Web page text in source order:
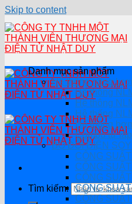
Skip to content
Tìm kiếm:
Danh mục sản phẩm
Hệ thống năng
Hệ thống
Hệ thông
Hệ thống
Hệ thống
Combo tự
BỘ ĐỔI ĐIỆN
CÔNG
CÔNG
CÔNG
CÔNG
CÔNG